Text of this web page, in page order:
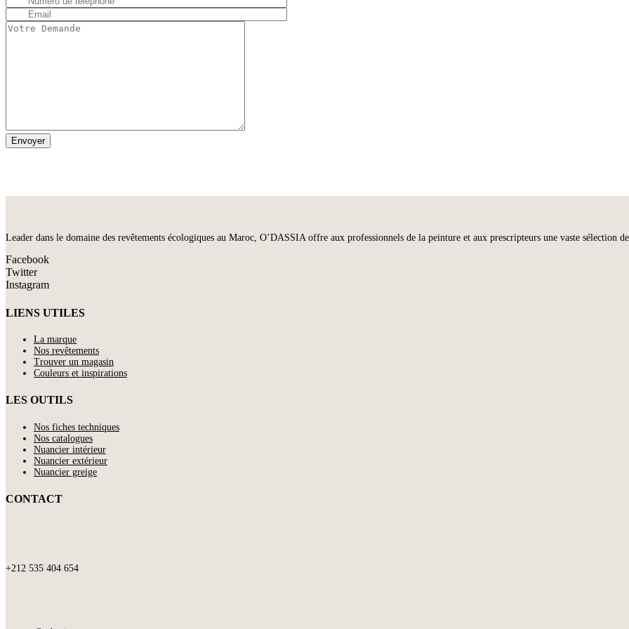
Leader dans le domaine des revêtements écologiques au Maroc, O’DASSIA offre aux professionnels de la peinture et aux prescripteurs une vaste sélection
Facebook
Twitter
Instagram
LIENS UTILES
La marque
Nos revêtements
Trouver un magasin
Couleurs et inspirations
LES OUTILS
Nos fiches techniques
Nos catalogues
Nuancier intérieur
Nuancier extérieur
Nuancier greige
CONTACT
+212 535 404 654